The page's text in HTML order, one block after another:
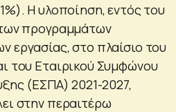
Η υλοποίηση, εντός του
προγραμμάτων
εργασίας, στο πλαίσιο του
του Εταιρικού Συμφώνου
(ΕΣΠΑ) 2021-2027,
στην περαιτέρω